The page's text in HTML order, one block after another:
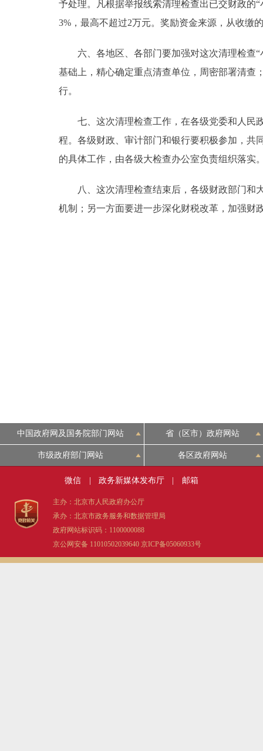
予处理。凡根据举报线索清理检查出已交财政的
3%，最高不超过2万元。奖励资金来源，从收缴
六、各地区、各部门要加强对这次清理检查“
基础上，精心确定重点清查单位，周密部署清查
行。
七、这次清理检查工作，在各级党委和人民政
程。各级财政、审计部门和银行要积极参加，共
的具体工作，由各级大检查办公室负责组织落实
八、这次清理检查结束后，各级财政部门和大
机制；另一方面要进一步深化财税改革，加强财
中国政府网及国务院部门网站 省（区市）政府网站
市级政府部门网站 各区政府网站
微信 政务新媒体发布厅 邮箱
主办：北京市人民政府办公厅
承办：北京市政务服务和数据管理局
政府网站标识码：1100000088
京公网安备 11010502039640 京ICP备05060933号